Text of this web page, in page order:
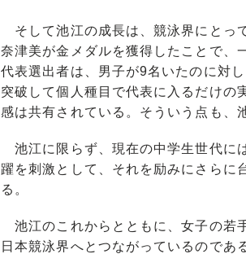
そして池江の成長は、競泳界にとっ
奈津美が金メダルを獲得したことで、
代表選出者は、男子が9名いたのに対
突破して個人種目で代表に入るだけの
感は共有されている。そういう点も、
池江に限らず、現在の中学生世代に
躍を刺激として、それを励みにさらに
る。
池江のこれからとともに、女子の若
日本競泳界へとつながっているのであ